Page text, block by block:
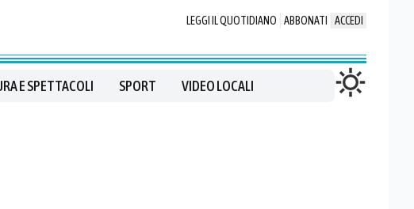
LEGGI IL QUOTIDIANO ABBONATI ACCEDI
E SPETTACOLI SPORT VIDEO LOCALI